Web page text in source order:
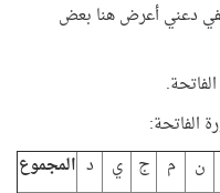
دعني أعرض هنا بعض
الفاتحة:
ن م ج ي د المجموع